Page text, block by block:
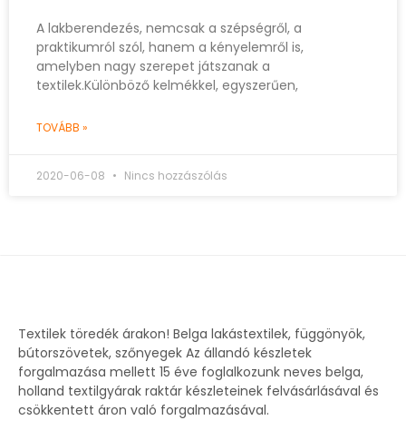
A lakberendezés, nemcsak a szépségről, a
praktikumról szól, hanem a kényelemről is,
amelyben nagy szerepet játszanak a
textilek.Különböző kelmékkel, egyszerűen,
TOVÁBB »
2020-06-08 Nincs hozzászólás
Textilek töredék árakon! Belga lakástextilek, függönyök,
bútorszövetek, szőnyegek Az állandó készletek
forgalmazása mellett 15 éve foglalkozunk neves belga,
holland textilgyárak raktár készleteinek felvásárlásával és
csökkentett áron való forgalmazásával.